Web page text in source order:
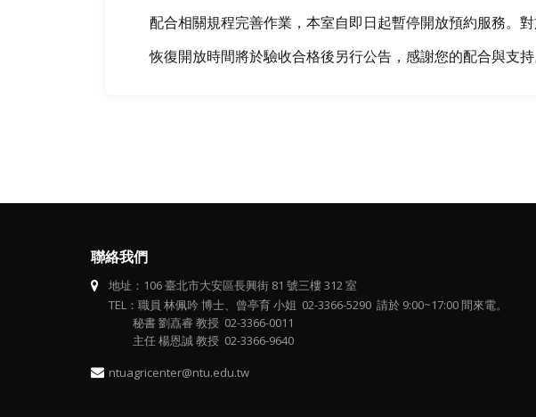
配合相關規程完善作業，本室自即日起暫停開放預約服務。
恢復開放時間將於驗收合格後另行公告，感謝您的配合與支
聯絡我們
地址：106 臺北市大安區長興街 81 號三樓 312 室
TEL：職員 林佩吟 博士、曾亭育 小姐 02-3366-5290 請於 9:00~17:00 間來電。
秘書 劉嚞睿 教授 02-3366-0011
主任 楊恩誠 教授 02-3366-9640
ntuagricenter@ntu.edu.tw